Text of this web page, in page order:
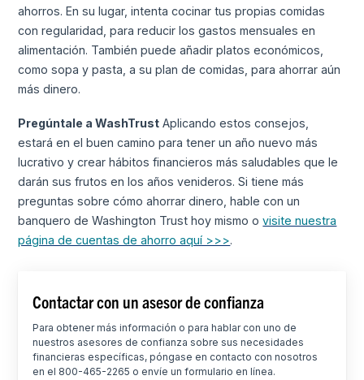
ahorros. En su lugar, intenta cocinar tus propias comidas
con regularidad, para reducir los gastos mensuales en
alimentación. También puede añadir platos económicos,
como sopa y pasta, a su plan de comidas, para ahorrar aún
más dinero.
Pregúntale a WashTrust Aplicando estos consejos,
estará en el buen camino para tener un año nuevo más
lucrativo y crear hábitos financieros más saludables que le
darán sus frutos en los años venideros. Si tiene más
preguntas sobre cómo ahorrar dinero, hable con un
banquero de Washington Trust hoy mismo ovisite nuestra
página de cuentas de ahorro aquí >>>.
Contactar con un asesor de confianza
Para obtener más información o para hablar con uno de
nuestros asesores de confianza sobre sus necesidades
financieras específicas, póngase en contacto con nosotros
en el 800-465-2265 o envíe un formulario en línea.